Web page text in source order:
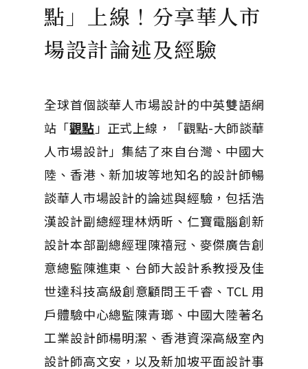
點」上線！分享華人市
場設計論述及經驗
全球首個談華人市場設計的中英雙語網
站「觀點 」正式上線，「觀點-大師談華
人市場設計」集結了來自台灣、中國大
陸、香港、新加坡等地知名的設計師暢
談華人市場設計的論述與經驗，包括浩
漢設計副總經理林炳昕、仁寶電腦創新
設計本部副總經理陳禧冠、麥傑廣告創
意總監陳進東、台師大設計系教授及佳
世達科技高級創意顧問王千睿、TCL 用
戶體驗中心總監陳青瑯、中國大陸著名
工業設計師楊明潔、香港資深高級室內
設計師高文安，以及新加坡平面設計事